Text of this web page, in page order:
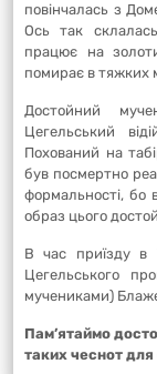
повінчалась з
Ось так
працює на
помирає в тяжких
Достойний
Цегельський
Похований на
був посмертно
формальності, бо
образ цього
В час приїзду в
Цегельського
мучениками)
Пам’ятаймо
таких чеснот для